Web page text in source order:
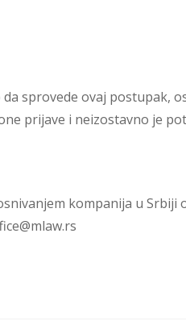
sprovede ovaj postupak,
prijave i neizostavno je
kompanija u